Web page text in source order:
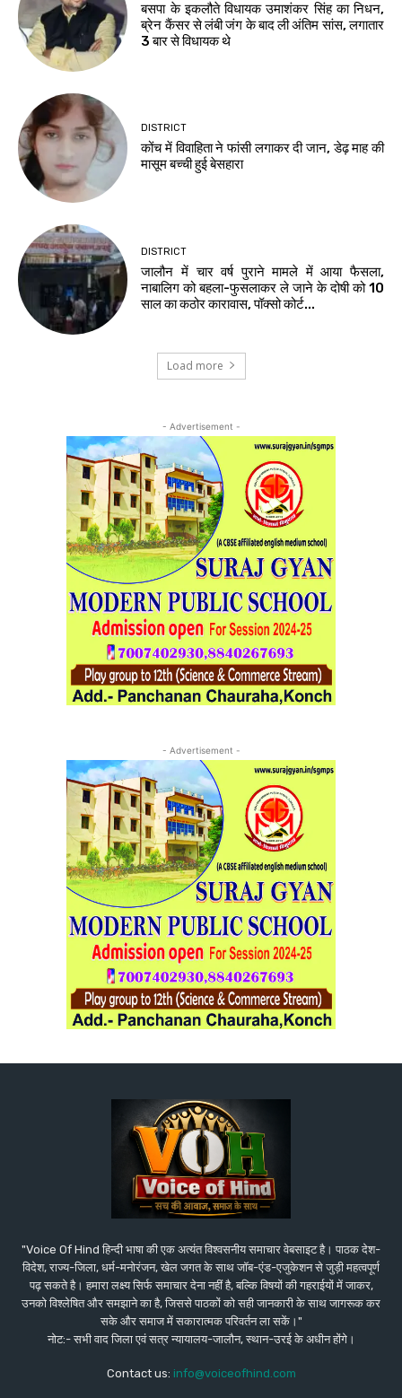
बसपा के इकलौते विधायक उमाशंकर सिंह का निधन,
ब्रेन कैंसर से लंबी जंग के बाद ली अंतिम सांस, लगातार
3 बार से विधायक थे
DISTRICT
कोंच में विवाहिता ने फांसी लगाकर दी जान, डेढ़ माह की
मासूम बच्ची हुई बेसहारा
DISTRICT
जालौन में चार वर्ष पुराने मामले में आया फैसला,
नाबालिग को बहला-फुसलाकर ले जाने के दोषी को 10
साल का कठोर कारावास, पॉक्सो कोर्ट...
Load more
- Advertisement -
- Advertisement -
"Voice Of Hind हिन्दी भाषा की एक अत्यंत विश्वसनीय समाचार वेबसाइट है। पाठक देश-
विदेश, राज्य-जिला, धर्म-मनोरंजन, खेल जगत के साथ जॉब-एंड-एजुकेशन से जुड़ी महत्वपूर्ण
पढ़ सकते है। हमारा लक्ष्य सिर्फ समाचार देना नहीं है, बल्कि विषयों की गहराईयों में जाकर,
उनको विश्लेषित और समझाने का है, जिससे पाठकों को सही जानकारी के साथ जागरूक कर
सके और समाज में सकारात्मक परिवर्तन ला सकें।"
नोट:- सभी वाद जिला एवं सत्र न्यायालय-जालौन, स्थान-उरई के अधीन होंगे।
Contact us: info@voiceofhind.com